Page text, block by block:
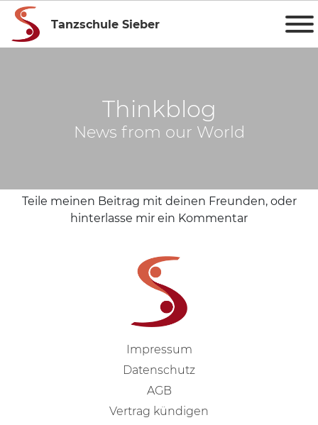
Tanzschule Sieber
Thinkblog
News from our World
Teile meinen Beitrag mit deinen Freunden, oder
hinterlasse mir ein Kommentar
Impressum
Datenschutz
AGB
Vertrag kündigen